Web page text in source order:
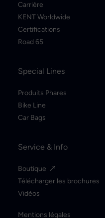
Carrière
KENT Worldwide
Certifications
Road 65
Special Lines
Produits Phares
Bike Line
Car Bags
Service & Info
Boutique
Télécharger les brochures
Vidéos
Mentions légales